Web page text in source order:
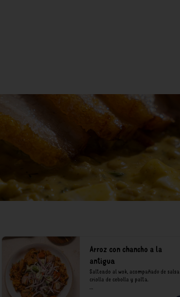
Arroz con chancho a la
antigua
Salteado al wok, acompañado de salsa
criolla de cebolla y palta.
*Nuestros precios están expresados en